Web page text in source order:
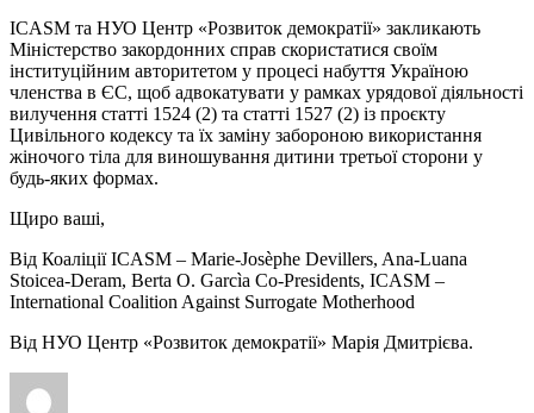
ICASM та НУО Центр «Розвиток демократії» закликають
Міністерство закордонних справ скористатися своїм
інституційним авторитетом у процесі набуття Україною
членства в ЄС, щоб адвокатувати у рамках урядової діяльності
вилучення статті 1524 (2) та статті 1527 (2) із проєкту
Цивільного кодексу та їх заміну забороною використання
жіночого тіла для виношування дитини третьої сторони у
будь-яких формах.
Щиро ваші,
Від Коаліції ICASM – Marie-Josèphe Devillers, Ana-Luana
Stoicea-Deram, Berta O. Garcìa Co-Presidents, ICASM –
International Coalition Against Surrogate Motherhood
Від НУО Центр «Розвиток демократії» Марія Дмитрієва.